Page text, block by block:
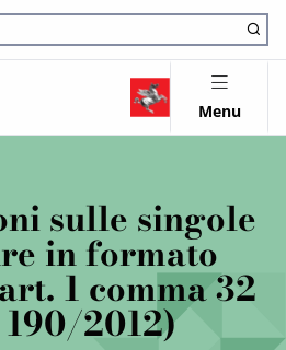
Menu
sulle singole
in formato
1 comma 32
2012)